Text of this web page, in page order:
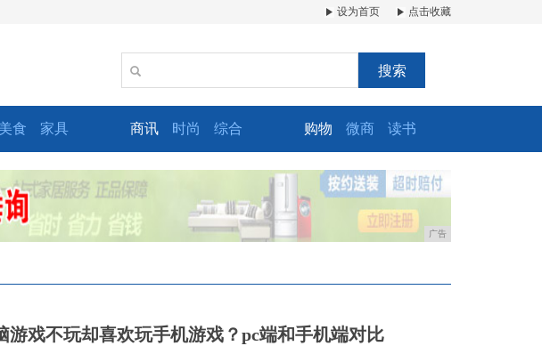
设为首页 点击收藏
搜索
美食 家具 商讯 时尚 综合 购物 微商 读书
广告
游戏不玩却喜欢玩手机游戏？pc端和手机端对比